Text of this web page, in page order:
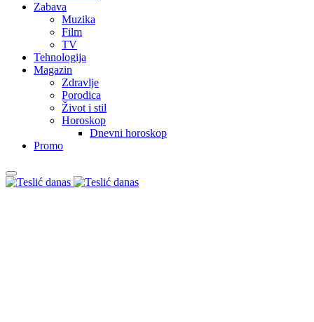
Zabava
Muzika
Film
TV
Tehnologija
Magazin
Zdravlje
Porodica
Život i stil
Horoskop
Dnevni horoskop
Promo